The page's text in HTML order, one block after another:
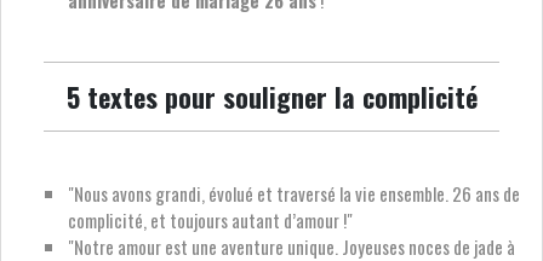
5 textes pour souligner la complicité
"Nous avons grandi, évolué et traversé la vie ensemble. 26 ans de
complicité, et toujours autant d’amour !"
"Notre amour est une aventure unique. Joyeuses noces de jade à